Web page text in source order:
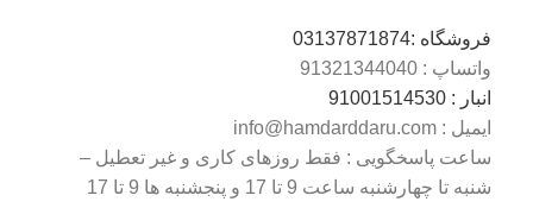
فروشگاه :03137871874
واتساپ : 0
9132134404
انبار : 0
9100151453
ایمیل : info@hamdarddaru.com
ساعت پاسخگویی : فقط روزهای کاری و غیر تعطیل –
شنبه تا چهارشنبه ساعت 9 تا 17 و پنجشنبه ها 9 تا 17